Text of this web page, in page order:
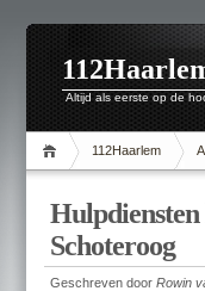
Altijd als eerste op de
112Haarlem
Schoteroog
Geschreven door Rowin